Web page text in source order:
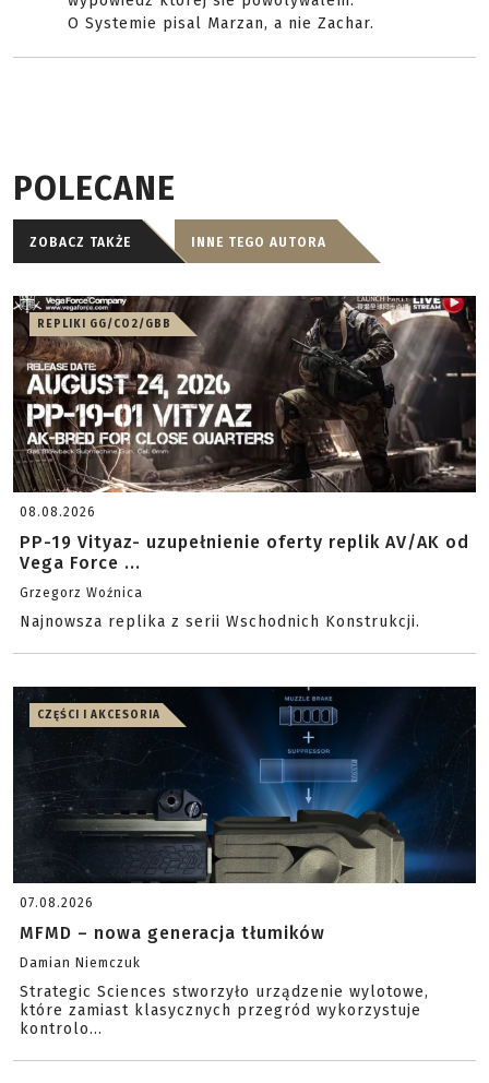
O Systemie pisal Marzan, a nie Zachar.
POLECANE
ZOBACZ TAKŻE INNE TEGO AUTORA
REPLIKI GG/CO2/GBB
08.08.2026
PP-19 Vityaz- uzupełnienie oferty replik AV/AK od
Vega Force ...
Grzegorz Woźnica
Najnowsza replika z serii Wschodnich Konstrukcji.
CZĘŚCI I AKCESORIA
07.08.2026
MFMD – nowa generacja tłumików
Damian Niemczuk
Strategic Sciences stworzyło urządzenie wylotowe,
które zamiast klasycznych przegród wykorzystuje
kontrolo...